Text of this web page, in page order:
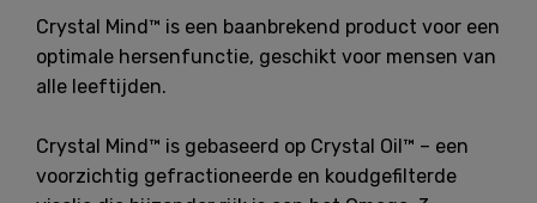
Crystal Mind™ is een baanbrekend product voor een
optimale hersenfunctie, geschikt voor mensen van
alle leeftijden.
Crystal Mind™ is gebaseerd op Crystal Oil™ – een
voorzichtig gefractioneerde en koudgefilterde